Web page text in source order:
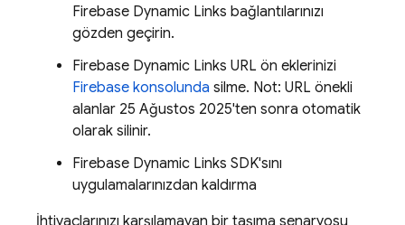
Firebase Dynamic Links bağlantılarınızı
gözden geçirin.
Firebase Dynamic Links URL ön eklerinizi
Firebase konsolunda silme. Not: URL önekli
alanlar 25 Ağustos 2025'ten sonra otomatik
olarak silinir.
Firebase Dynamic Links SDK'sını
uygulamalarınızdan kaldırma
İhtiyaçlarınızı karşılamayan bir taşıma senaryosu